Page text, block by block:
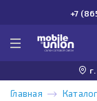
+7
Главная Каталог